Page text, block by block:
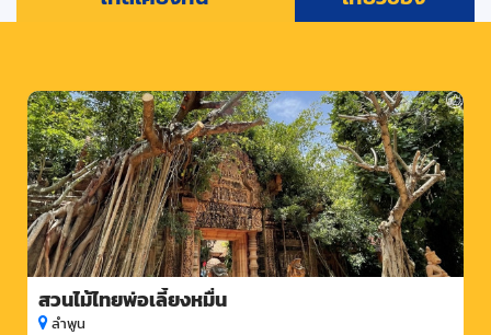
สวนไม้ไทยพ่อเลี้ยงหมื่น
ลำพูน